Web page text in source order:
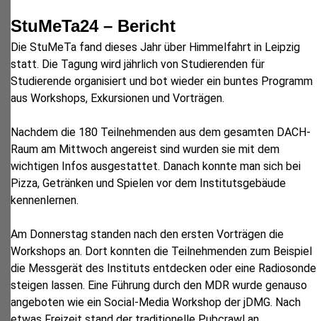
StuMeTa24 – Bericht
Die StuMeTa fand dieses Jahr über Himmelfahrt in Leipzig
statt. Die Tagung wird jährlich von Studierenden für
Studierende organisiert und bot wieder ein buntes Programm
aus Workshops, Exkursionen und Vorträgen.
Nachdem die 180 Teilnehmenden aus dem gesamten DACH-
Raum am Mittwoch angereist sind wurden sie mit dem
wichtigen Infos ausgestattet. Danach konnte man sich bei
Pizza, Getränken und Spielen vor dem Institutsgebäude
kennenlernen.
Am Donnerstag standen nach den ersten Vorträgen die
Workshops an. Dort konnten die Teilnehmenden zum Beispiel
die Messgerät des Instituts entdecken oder eine Radiosonde
steigen lassen. Eine Führung durch den MDR wurde genauso
angeboten wie ein Social-Media Workshop der jDMG. Nach